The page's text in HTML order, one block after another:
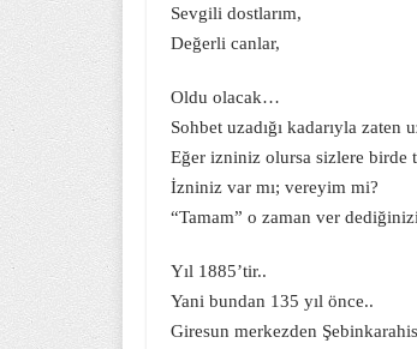
Sevgili dostlarım,
Değerli canlar,
Oldu olacak…
Sohbet uzadığı kadarıyla zaten
Eğer izniniz olursa sizlere birde
İzniniz var mı; vereyim mi?
“Tamam” o zaman ver
Yıl 1885’tir..
Yani bundan 135 yıl önce..
Giresun merkezden